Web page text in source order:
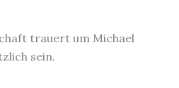
trauert um Michael
sein.